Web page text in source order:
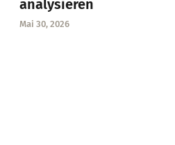
analysieren
Mai 30, 2026